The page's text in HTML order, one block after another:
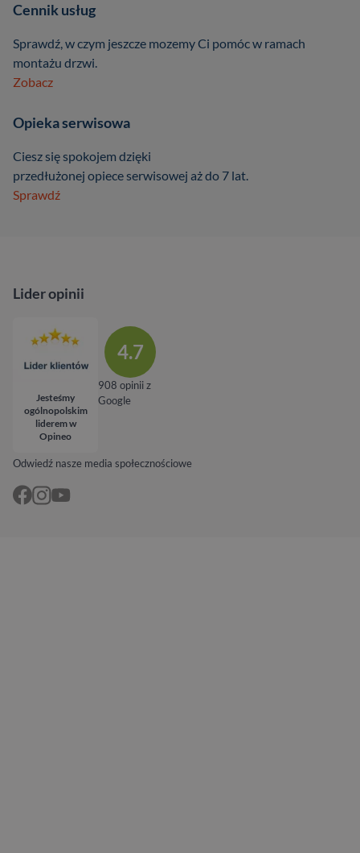
Cennik usług
Sprawdź, w czym jeszcze mozemy Ci pomóc w ramach
montażu drzwi.
Zobacz
Opieka serwisowa
Ciesz się spokojem dzięki
przedłużonej opiece serwisowej aż do 7 lat.
Sprawdź
Odwiedź nasze media społecznościowe
Lider opinii
Jesteśmy
ogólnopolskim
liderem w
Opineo
4.7
908 opinii z
Google